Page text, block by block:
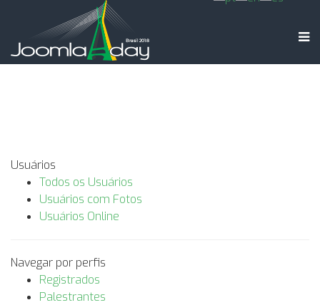
Usuários
Todos os Usuários
Usuários com Fotos
Usuários Online
Navegar por perfis
Registrados
Palestrantes